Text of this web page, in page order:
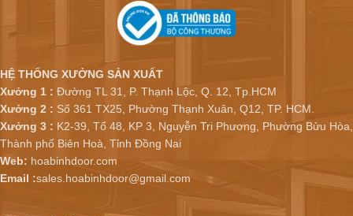
HỆ THỐNG XƯỞNG SẢN XUẤT
Xưởng 1 : Đường TL 31, P. Thạnh Lộc, Q. 12, Tp.HCM
Xưởng 2 : Số 361 TX25, Phường Thạnh Xuân, Q12, TP. HCM.
Xưởng 3 : K2-39, Tổ 48, KP 3, Nguyễn Tri Phương, Phường Bửu Hòa,
Thành phố Biên Hoà, Tỉnh Đồng Nai
Web: hoabinhdoor.com
Email :sales.hoabinhdoor@gmail.com